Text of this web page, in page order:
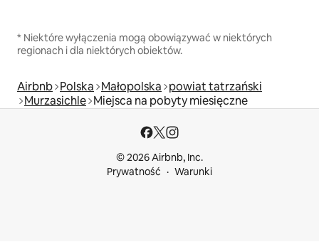
* Niektóre wyłączenia mogą obowiązywać w niektórych
regionach i dla niektórych obiektów.
Airbnb Polska Małopolska powiat tatrzański
Murzasichle Miejsca na pobyty miesięczne
© 2026 Airbnb, Inc.
Prywatność
Warunki